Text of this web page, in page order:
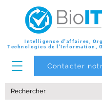
Intelligence d'affaires,
Technologies de l'Information,
Contacter